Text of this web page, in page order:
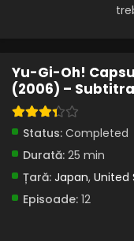
Eps 6 -
Eps 5 -
Yu-Gi-
Eps 4 -
Yu-Gi-Oh!
(2006) –
Status: Completed
Durată: 25 min
Țară: Japan, United
Episoade: 12